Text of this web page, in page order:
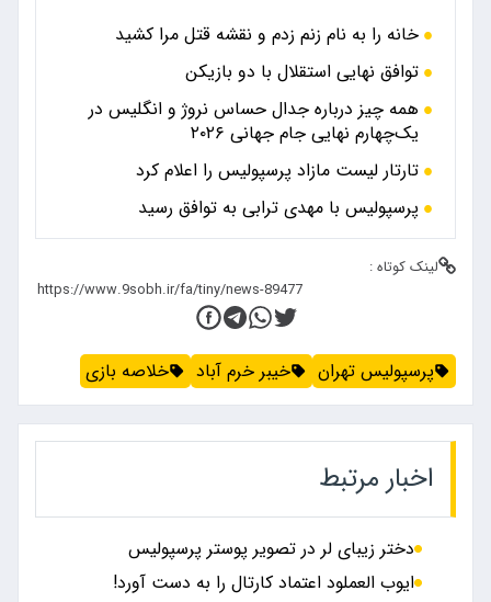
خانه را به نام زنم زدم و نقشه قتل مرا کشید
توافق نهایی استقلال با دو بازیکن
همه چیز درباره جدال حساس نروژ و انگلیس در
یک‌چهارم نهایی جام جهانی ۲۰۲۶
تارتار لیست مازاد پرسپولیس را اعلام کرد
پرسپولیس با مهدی ترابی به توافق رسید
لینک کوتاه :
پرسپولیس تهران خیبر خرم آباد خلاصه بازی
اخبار مرتبط
دختر زیبای لر در تصویر پوستر پرسپولیس
ایوب العملود اعتماد کارتال را به دست آورد!